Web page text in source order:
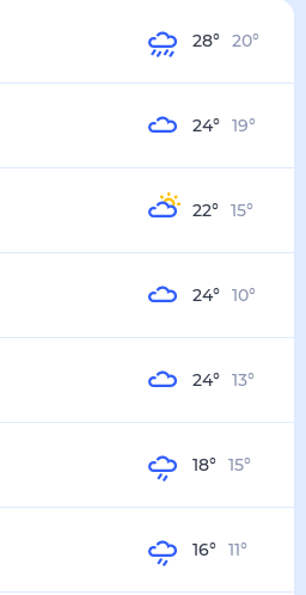
28° 20°
24° 19°
22° 15°
24° 10°
24° 13°
18° 15°
16° 11°